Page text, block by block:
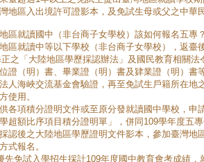
地區入出境許可證影本，及免試生母或父之中華
區就讀國中（非台商子女學校）該如何報名五專？
區就讀中等以下學校（非台商子女學校），返臺
之「大陸地區學歷採認辦法」及國民教育相關法
證（明）書、畢業證（明）書及肄業證（明）書
人海峽交流基金會驗證，再至免試生戶籍所在地
使用。
各項積分證明文件或至原分發就讀國中學校，申
超額比序項目積分證明單」，併同109學年度五
認後之大陸地區學歷證明文件影本，參加臺灣地
式報名。
先免試入學招生採計109年度國中教育會考成績，